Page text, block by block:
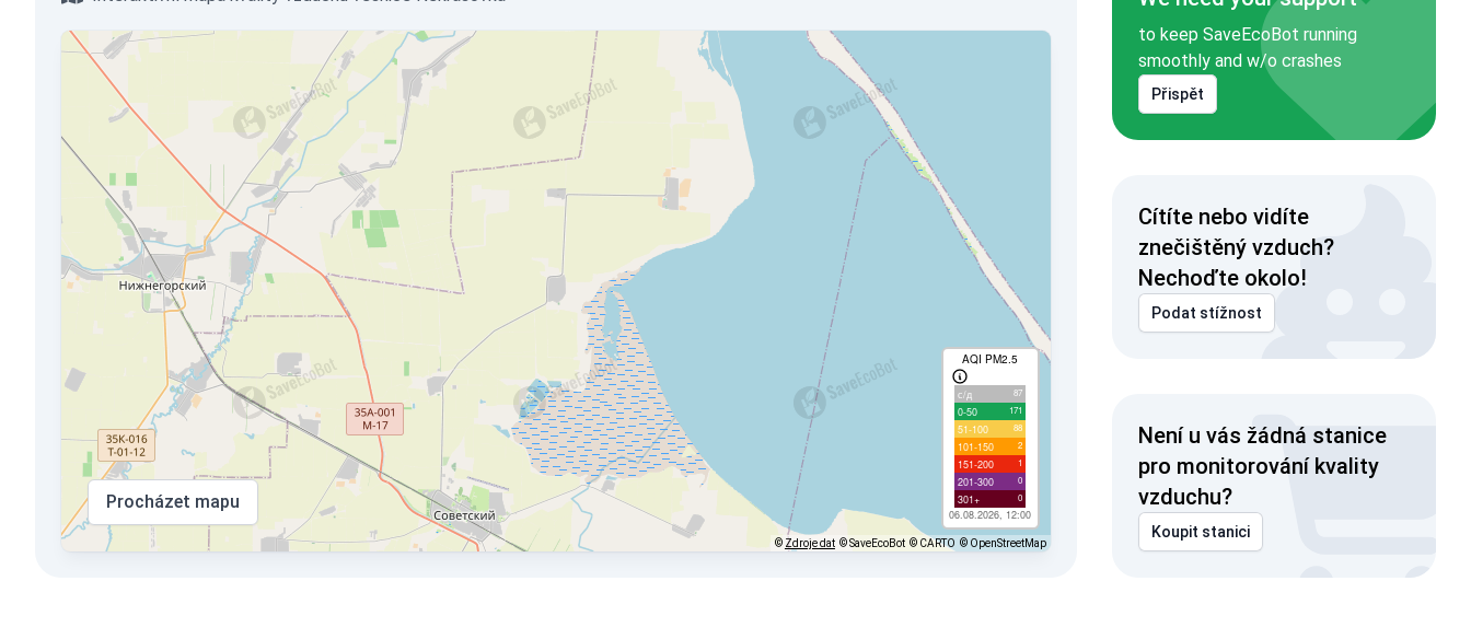
AQI PM2.5
с/д 87
0-50 171
51-100 88
101-150 2
151-200 1
201-300 0
301+ 0
06.08.2026, 12:00
Procházet mapu
© Zdroje dat © SaveEcoBot © CARTO © OpenStreetMap
to keep SaveEcoBot running
smoothly and w/o crashes
Přispět
Cítíte nebo vidíte
znečištěný vzduch?
Nechoďte okolo!
Podat stížnost
Není u vás žádná stanice
pro monitorování kvality
vzduchu?
Koupit stanici